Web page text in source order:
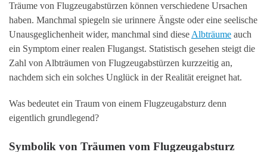
Träume von Flugzeugabstürzen können verschiedene Ursachen
haben. Manchmal spiegeln sie urinnere Ängste oder eine seelische
Unausgeglichenheit wider, manchmal sind dieseAlbträume auch
ein Symptom einer realen Flugangst. Statistisch gesehen steigt die
Zahl von Albträumen von Flugzeugabstürzen kurzzeitig an,
nachdem sich ein solches Unglück in der Realität ereignet hat.
Was bedeutet ein Traum von einem Flugzeugabsturz denn
eigentlich grundlegend?
Symbolik von Träumen vom Flugzeugabsturz